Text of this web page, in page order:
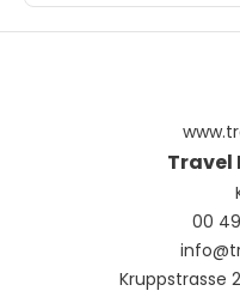
Travel
00
Kruppstrasse